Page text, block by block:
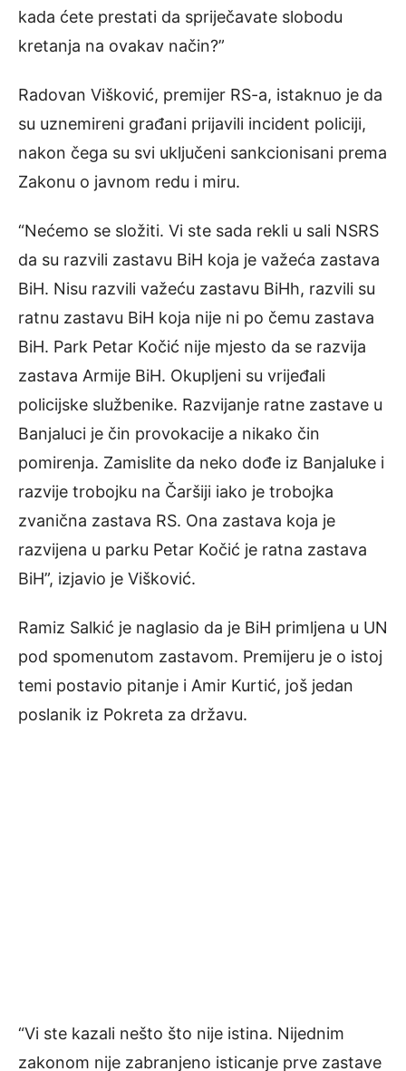
kada ćete prestati da spriječavate slobodu
kretanja na ovakav način?”
Radovan Višković, premijer RS-a, istaknuo je da
su uznemireni građani prijavili incident policiji,
nakon čega su svi uključeni sankcionisani prema
Zakonu o javnom redu i miru.
“Nećemo se složiti. Vi ste sada rekli u sali NSRS
da su razvili zastavu BiH koja je važeća zastava
BiH. Nisu razvili važeću zastavu BiHh, razvili su
ratnu zastavu BiH koja nije ni po čemu zastava
BiH. Park Petar Kočić nije mjesto da se razvija
zastava Armije BiH. Okupljeni su vrijeđali
policijske službenike. Razvijanje ratne zastave u
Banjaluci je čin provokacije a nikako čin
pomirenja. Zamislite da neko dođe iz Banjaluke i
razvije trobojku na Čaršiji iako je trobojka
zvanična zastava RS. Ona zastava koja je
razvijena u parku Petar Kočić je ratna zastava
BiH”, izjavio je Višković.
Ramiz Salkić je naglasio da je BiH primljena u UN
pod spomenutom zastavom. Premijeru je o istoj
temi postavio pitanje i Amir Kurtić, još jedan
poslanik iz Pokreta za državu.
“Vi ste kazali nešto što nije istina. Nijednim
zakonom nije zabranjeno isticanje prve zastave